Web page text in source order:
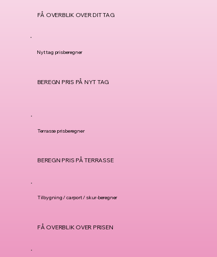
FÅ OVERBLIK OVER DIT TAG
Nyt tag prisberegner
BEREGN PRIS PÅ NYT TAG
Terrasse prisberegner
BEREGN PRIS PÅ TERRASSE
Tilbygning / carport / skur-beregner
FÅ OVERBLIK OVER PRISEN